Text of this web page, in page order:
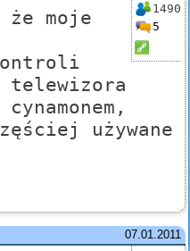
1490
5
że moje
używane
07.01.2011